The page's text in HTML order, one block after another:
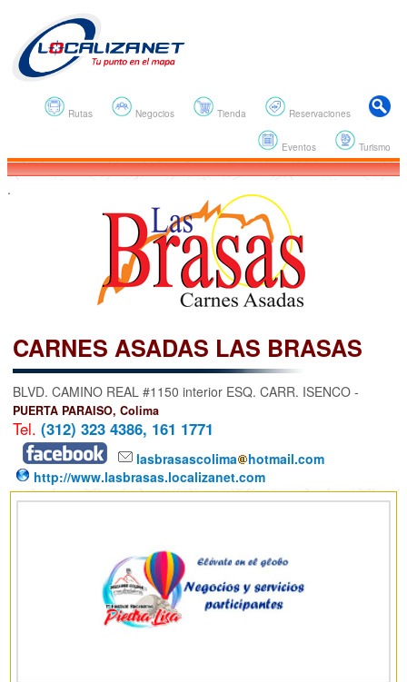
Reservaciones
Tienda
Negocios
Rutas
Turismo
Eventos
.
CARNES ASADAS LAS BRASAS
BLVD. CAMINO REAL #1150 interior ESQ. CARR. ISENCO -
PUERTA PARAISO, Colima
Tel. (312) 323 4386, 161 1771
lasbrasascolima
hotmail.com
http://www.lasbrasas.localizanet.com